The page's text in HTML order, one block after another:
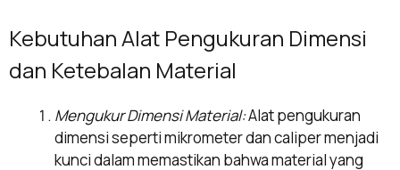
Kebutuhan Alat Pengukuran Dimensi
dan Ketebalan Material
Mengukur Dimensi Material:Alat pengukuran
dimensi seperti mikrometer dan caliper menjadi
kunci dalam memastikan bahwa material yang